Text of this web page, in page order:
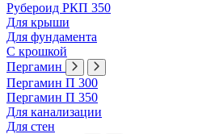
Рубероид РКП 350
Для крыши
Для фундамента
С крошкой
Пергамин
Пергамин П 300
Пергамин П 350
Для канализации
Для стен